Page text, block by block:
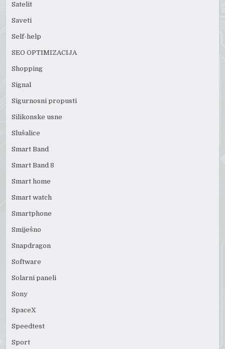
Satelit
Saveti
Self-help
SEO OPTIMIZACIJA
Shopping
Signal
Sigurnosni propusti
Silikonske usne
Slušalice
Smart Band
Smart Band 8
Smart home
Smart watch
Smartphone
Smiješno
Snapdragon
Software
Solarni paneli
Sony
SpaceX
Speedtest
Sport